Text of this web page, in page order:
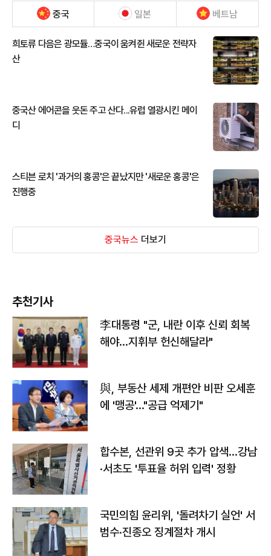
중국 일본 베트남
희토류 다음은 광모듈…중국이 움켜쥔 새로운 전략자
산
중국산 에어콘을 웃돈 주고 산다...유럽 열광시킨 메이
디
스티븐 로치 '과거의 홍콩'은 끝났지만 '새로운 홍콩'은
진행중
중국뉴스 더보기
추천기사
李대통령 "군, 내란 이후 신뢰 회복
해야…지휘부 헌신해달라"
與, 부동산 세제 개편안 비판 오세훈
에 '맹공'…"공급 억제기"
합수본, 선관위 9곳 추가 압색…강남
·서초도 '투표율 허위 입력' 정황
국민의힘 윤리위, '돌려차기 실언' 서
범수·진종오 징계절차 개시